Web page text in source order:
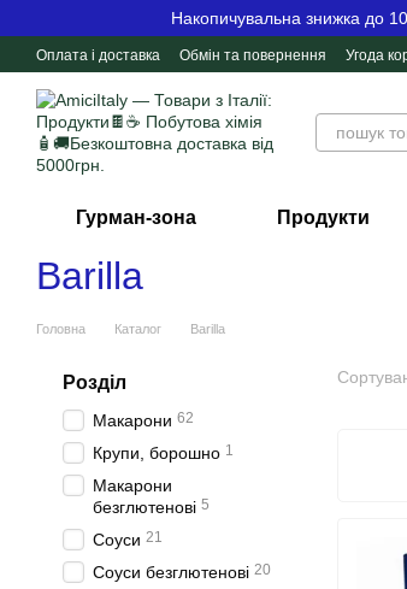
Перейти до основного контентуНакопичувальна знижка до
Оплата і доставка Обмін та повернення Угода
Гурман-зона Продукти
Barilla
Головна Каталог Barilla
Розділ
Макарони 62
Крупи, борошно 1
Макарони
безглютенові 5
Соуси 21
Соуси безглютенові 20